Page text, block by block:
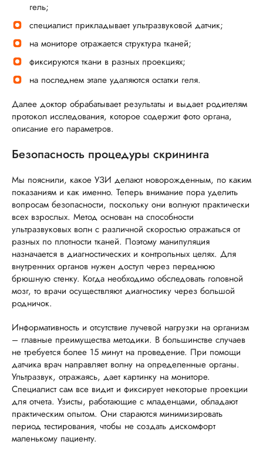
гель;
специалист прикладывает ультразвуковой датчик;
на мониторе отражается структура тканей;
фиксируются ткани в разных проекциях;
на последнем этапе удаляются остатки геля.
Далее доктор обрабатывает результаты и выдает родителям
протокол исследования, которое содержит фото органа,
описание его параметров.
Безопасность процедуры скрининга
Мы пояснили, какое УЗИ делают новорожденным, по каким
показаниям и как именно. Теперь внимание пора уделить
вопросам безопасности, поскольку они волнуют практически
всех взрослых. Метод основан на способности
ультразвуковых волн с различной скоростью отражаться от
разных по плотности тканей. Поэтому манипуляция
назначается в диагностических и контрольных целях. Для
внутренних органов нужен доступ через переднюю
брюшную стенку. Когда необходимо обследовать головной
мозг, то врачи осуществляют диагностику через большой
родничок.
Информативность и отсутствие лучевой нагрузки на организм
– главные преимущества методики. В большинстве случаев
не требуется более 15 минут на проведение. При помощи
датчика врач направляет волну на определенные органы.
Ультразвук, отражаясь, дает картинку на мониторе.
Специалист сам все видит и фиксирует некоторые проекции
для отчета. Узисты, работающие с младенцами, обладают
практическим опытом. Они стараются минимизировать
период тестирования, чтобы не создать дискомфорт
маленькому пациенту.